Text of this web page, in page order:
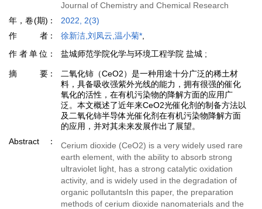
Journal of Chemistry and Chemical Research
年，卷(期)
2022, 2(3)
作者
徐新洁,刘凤云,温小菊*
作者单位
盐城师范学院化学与环境工程学院 盐城 ;
摘要
二氧化铈（CeO2）是一种用途十分广泛的稀土材
料，具备吸收强紫外光线的能力，拥有很强的催化
氧化的活性，在有机污染物的降解方面的应用广
泛。本文概述了近年来CeO2光催化剂的制备方法以
及二氧化铈半导体光催化剂在有机污染物降解方面
的应用，并对其未来发展作出了展望。
Abstract
Cerium dioxide (CeO2) is a very widely used rare
earth element, with the ability to absorb strong
ultraviolet light, has a strong catalytic oxidation
activity, and is widely used in the degradation of
organic pollutantsIn this paper, the preparation
methods of cerium dioxide nanomaterials and the